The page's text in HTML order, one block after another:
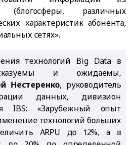
(блогосферы, различных
характеристик абонента,
сетях».
технологий Big Data в
и ожидаемы,
Нестеренко, руководитель
данных, дивизион
IBS: «Зарубежный опыт
технологий больших
ARPU до 12%, а в